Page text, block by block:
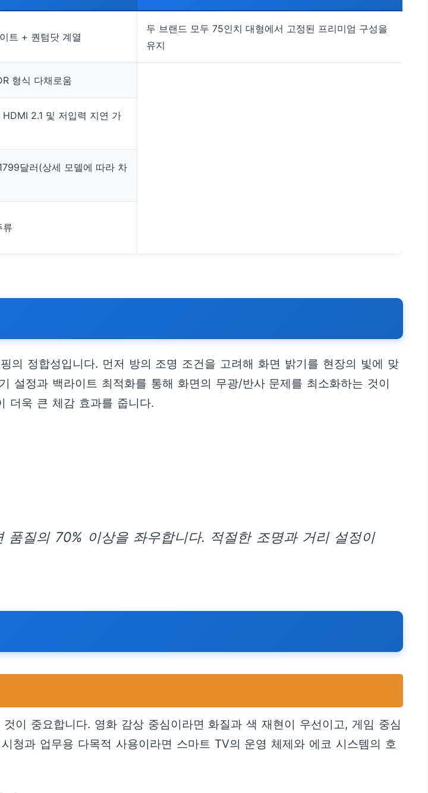
트 + 퀀텀닷 계열
두 브랜드 모두 75인치 대형에서 고정된 프리미엄 구성을
유지
형식 다채로움
2.1 및 저입력 지연 가
달러(상세 모델에 따라 차
류
정합성입니다. 먼저 방의 조명 조건을 고려해 화면 밝기를 현장의 빛에 맞
설정과 백라이트 최적화를 통해 화면의 무광/반사 문제를 최소화하는 것이
더욱 큰 체감 효과를 줍니다.
질의 70% 이상을 좌우합니다. 적절한 조명과 거리 설정이
이 중요합니다. 영화 감상 중심이라면 화질과 색 재현이 우선이고, 게임 중심
청과 업무용 다목적 사용이라면 스마트 TV의 운영 체제와 에코 시스템의 호